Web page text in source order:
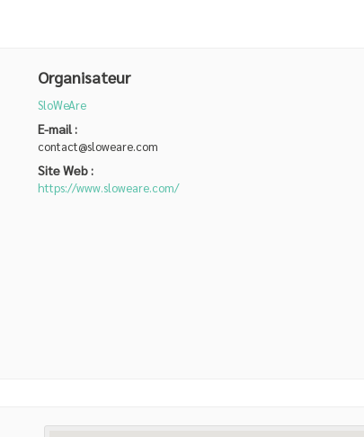
Organisateur
SloWeAre
E-mail :
contact@sloweare.com
Site Web :
https://www.sloweare.com/